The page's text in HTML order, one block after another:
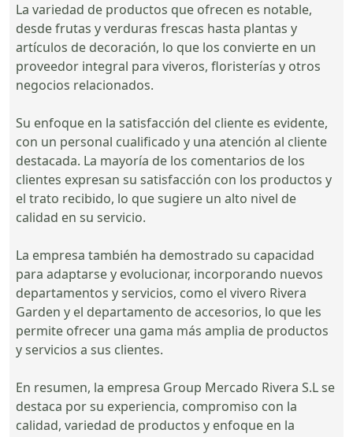
La variedad de productos que ofrecen es notable,
desde frutas y verduras frescas hasta plantas y
artículos de decoración, lo que los convierte en un
proveedor integral para viveros, floristerías y otros
negocios relacionados.
Su enfoque en la satisfacción del cliente es evidente,
con un personal cualificado y una atención al cliente
destacada. La mayoría de los comentarios de los
clientes expresan su satisfacción con los productos y
el trato recibido, lo que sugiere un alto nivel de
calidad en su servicio.
La empresa también ha demostrado su capacidad
para adaptarse y evolucionar, incorporando nuevos
departamentos y servicios, como el vivero Rivera
Garden y el departamento de accesorios, lo que les
permite ofrecer una gama más amplia de productos
y servicios a sus clientes.
En resumen, la empresa Group Mercado Rivera S.L se
destaca por su experiencia, compromiso con la
calidad, variedad de productos y enfoque en la